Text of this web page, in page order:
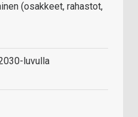
(osakkeet, rahastot,
luvulla